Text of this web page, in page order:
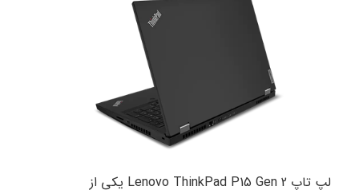
لپ تاپ Lenovo ThinkPad P15 Gen 2 یکی از